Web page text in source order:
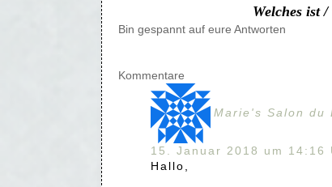
Welches ist
Bin gespannt auf eure Antworten
Kommentare
Marie's Salon du
15. Januar 2018 um 14:16
Hallo,